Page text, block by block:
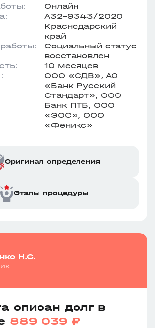
Онлайн
А32-9343/2020
Краснодарский
край
Социальный статус
восстановлен
10 месяцев
ООО «СДВ», АО
«Банк Русский
Стандарт», ООО
Банк ПТБ, ООО
«ЭОС», ООО
«Феникс»
Оригинал определения
Этапы процедуры
Н.С.
списан долг в
889 039 ₽